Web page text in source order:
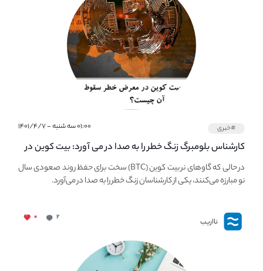
#خبری ۰۱:۰۰ سه شنبه - ۱۴۰۱/۴/۷
کارشناس بلومبرگ زنگ خطر را به صدا در می آورد: بیت کوین در
معرض خطر سقوط بزرگ است - دلیل آن چیست؟در حالی که گاوهای نر بیت کوین (BTC) سخت برای حفظ روند صعودی سال
نو مبارزه می‌کنند، یکی از کارشناسان زنگ خطر را به صدا در می‌آورد.
نااریب ۲ ۰